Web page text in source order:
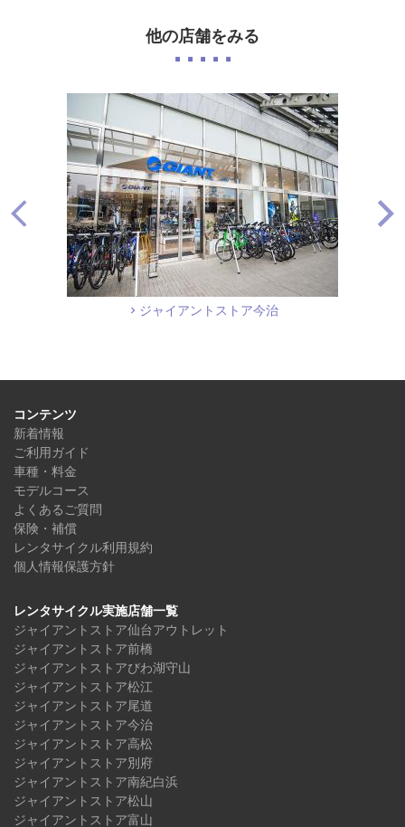
他の店舗をみる
ジャイアントストア今治
コンテンツ
新着情報
ご利用ガイド
車種・料金
モデルコース
よくあるご質問
保険・補償
レンタサイクル利用規約
個人情報保護方針
レンタサイクル実施店舗一覧
ジャイアントストア仙台アウトレット
ジャイアントストア前橋
ジャイアントストアびわ湖守山
ジャイアントストア松江
ジャイアントストア尾道
ジャイアントストア今治
ジャイアントストア高松
ジャイアントストア別府
ジャイアントストア南紀白浜
ジャイアントストア松山
ジャイアントストア富山